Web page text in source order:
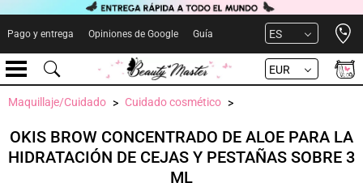
Pago y entrega Opiniones de Google Guía ES
EUR
Maquillaje/Cuidado Cuidado cosmético
OKIS BROW CONCENTRADO DE ALOE PARA LA
HIDRATACIÓN DE CEJAS Y PESTAÑAS SOBRE 3
ML